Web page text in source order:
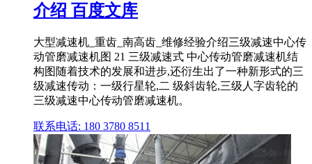
介绍 百度文库
大型减速机_重齿_南高齿_维修经验介绍三级减速中心传
动管磨减速机图 21 三级减速式 中心传动管磨减速机结
构图随着技术的发展和进步,还衍生出了一种新形式的三
级减速传动：一级行星轮,二 级斜齿轮,三级人字齿轮的
三级减速中心传动管磨减速机。
联系电话: 180 3780 8511